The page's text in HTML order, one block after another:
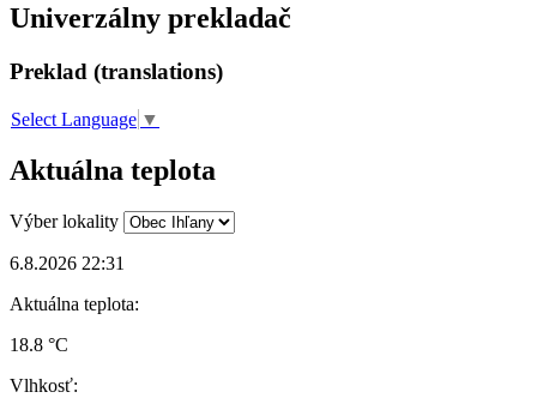
Univerzálny prekladač
Preklad (translations)
Select Language ▼
Aktuálna teplota
Výber lokality
6.8.2026 22:31
Aktuálna teplota:
18.8 °C
Vlhkosť: